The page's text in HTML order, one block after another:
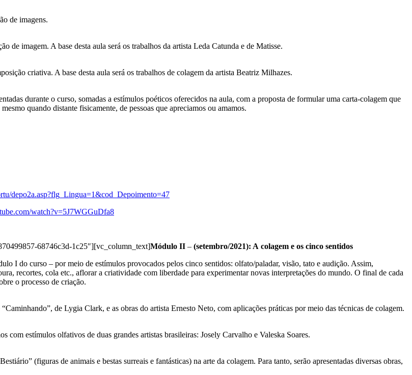
de imagens.
imagem. A base desta aula será os trabalhos da artista Leda Catunda e de Matisse.
criativa. A base desta aula será os trabalhos de colagem da artista Beatriz Milhazes.
durante o curso, somadas a estímulos poéticos oferecidos na aula, com a proposta de formular uma carta-colagem que
quando distante fisicamente, de pessoas que apreciamos ou amamos.
depo2a.asp?flg_Lingua=1&cod_Depoimento=47
watch?v=5J7WGGuDfa8
68746c3d-1c25″][vc_column_text]Módulo II – (setembro/2021): A colagem e os cinco sentidos
I do curso – por meio de estímulos provocados pelos cinco sentidos: olfato/paladar, visão, tato e audição. Assim,
recortes, cola etc., aflorar a criatividade com liberdade para experimentar novas interpretações do mundo. O final de cada
o processo de criação.
de Lygia Clark, e as obras do artista Ernesto Neto, com aplicações práticas por meio das técnicas de colagem.
estímulos olfativos de duas grandes artistas brasileiras: Josely Carvalho e Valeska Soares.
(figuras de animais e bestas surreais e fantásticas) na arte da colagem. Para tanto, serão apresentadas diversas obras,